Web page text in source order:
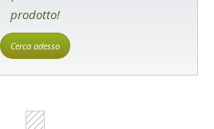
prodotto!
Cerca adesso